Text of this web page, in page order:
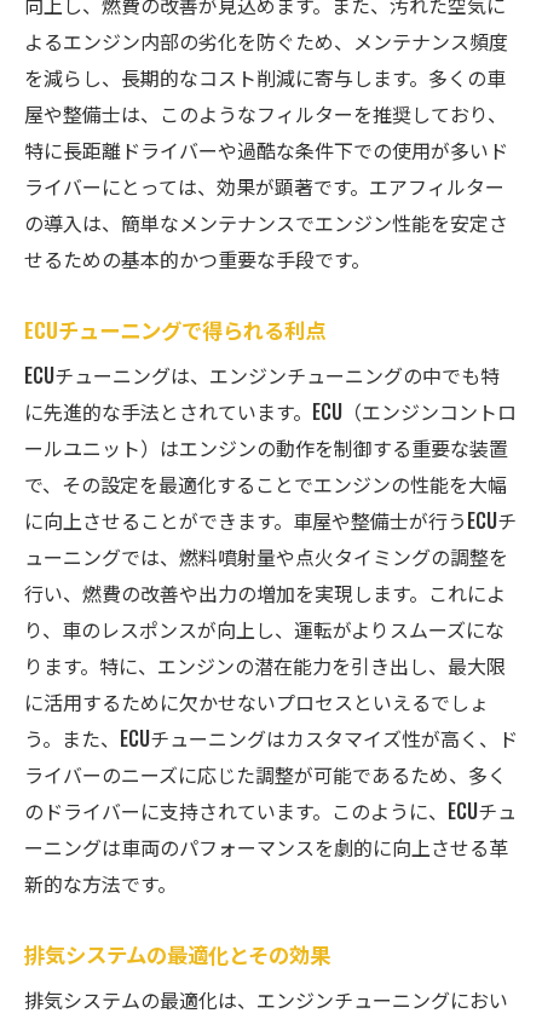
よるエンジン内部の劣化を防ぐため、メンテナンス頻度
を減らし、長期的なコスト削減に寄与します。多くの車
屋や整備士は、このようなフィルターを推奨しており、
特に長距離ドライバーや過酷な条件下での使用が多いド
ライバーにとっては、効果が顕著です。エアフィルター
の導入は、簡単なメンテナンスでエンジン性能を安定さ
せるための基本的かつ重要な手段です。
ECUチューニングで得られる利点
ECUチューニングは、エンジンチューニングの中でも特
に先進的な手法とされています。ECU（エンジンコントロ
ールユニット）はエンジンの動作を制御する重要な装置
で、その設定を最適化することでエンジンの性能を大幅
に向上させることができます。車屋や整備士が行うECUチ
ューニングでは、燃料噴射量や点火タイミングの調整を
行い、燃費の改善や出力の増加を実現します。これによ
り、車のレスポンスが向上し、運転がよりスムーズにな
ります。特に、エンジンの潜在能力を引き出し、最大限
に活用するために欠かせないプロセスといえるでしょ
う。また、ECUチューニングはカスタマイズ性が高く、ド
ライバーのニーズに応じた調整が可能であるため、多く
のドライバーに支持されています。このように、ECUチュ
ーニングは車両のパフォーマンスを劇的に向上させる革
新的な方法です。
排気システムの最適化とその効果
排気システムの最適化は、エンジンチューニングにおい